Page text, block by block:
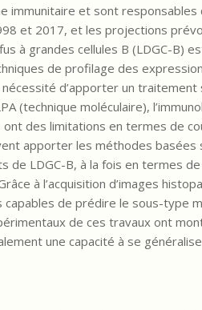
immunitaire et sont
et 2017, et les projections
à grandes cellules B (LDGC-B)
de profilage des
d’apporter un traitement
(technique moléculaire),
ont des limitations en termes de
apporter les méthodes basées
de LDGC-B, à la fois en termes
à l’acquisition d’images
de prédire le sous-type
de ces travaux ont
une capacité à se